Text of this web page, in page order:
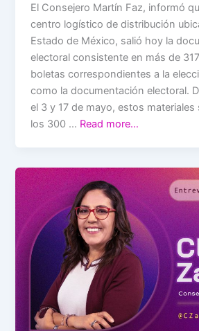
El Consejero Martín Faz, informó
centro logístico de distribución
Estado de México, salió hoy la
electoral consistente en más de
boletas correspondientes a la
como la documentación electoral.
el 3 y 17 de mayo, estos materiales
los 300 … Read more…